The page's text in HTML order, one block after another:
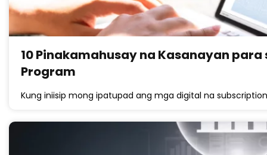
10 Pinakamahusay na Kasanayan
Program
Kung iniisip mong ipatupad ang mga digital na